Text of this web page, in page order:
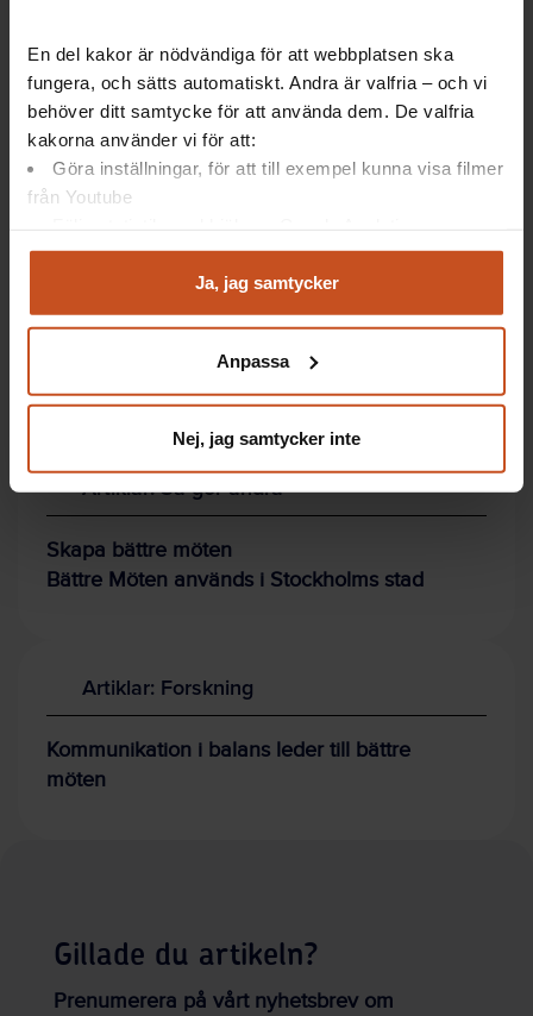
En del kakor är nödvändiga för att webbplatsen ska
fungera, och sätts automatiskt. Andra är valfria – och vi
behöver ditt samtycke för att använda dem. De valfria
kakorna använder vi för att:
Göra inställningar, för att till exempel kunna visa filmer
från Youtube
Analysera trafik för att kunna visa riktad information
Du kan när som helst återta ditt godkännande genom att
integritet@suntarbetsliv.se.
Ja, jag samtycker
Anpassa
Nej, jag samtycker inte
Fyra perspektiv
utforskande
inifrån
Dessutom behövs ett positivt samtalsklimat!
Artiklar: Så gör andra
Skapa bättre möten
Bättre Möten används i Stockholms stad
Artiklar: Forskning
Kommunikation i balans leder till bättre
möten
Gillade du artikeln?
Prenumerera på vårt nyhetsbrev om